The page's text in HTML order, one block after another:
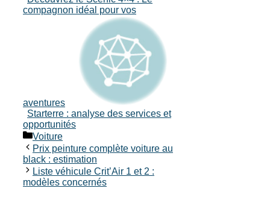
compagnon idéal pour vos
aventures
Starterre : analyse des services et
opportunités
Catégories
Voiture
Prix peinture complète voiture au
black : estimation
Liste véhicule Crit’Air 1 et 2 :
modèles concernés